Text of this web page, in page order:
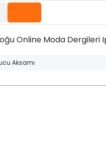
Online Moda Dergileri
Aksamı